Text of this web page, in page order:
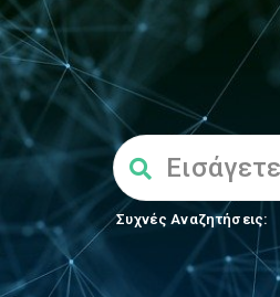
Συχνές Αναζητήσεις: